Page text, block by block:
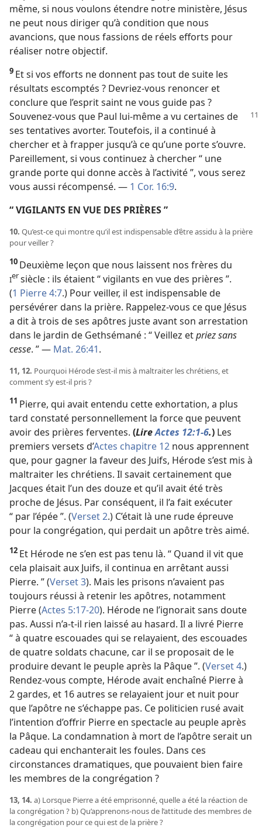
même, si nous voulons étendre notre ministère, Jésus
ne peut nous diriger qu’à condition que nous
avancions, que nous fassions de réels efforts pour
réaliser notre objectif.
9 Et si vos efforts ne donnent pas tout de suite les
résultats escomptés ? Devriez-​vous renoncer et
conclure que l’esprit saint ne vous guide pas ?
Souvenez-​vous que Paul lui-​même a vu certaines de
ses tentatives avorter. Toutefois, il a continué à
chercher et à frapper jusqu’à ce qu’une porte s’ouvre.
Pareillement, si vous continuez à chercher “ une
grande porte qui donne accès à l’activité ”, vous serez
vous aussi récompensé. — 1 Cor. 16:9.
“ VIGILANTS EN VUE DES PRIÈRES ”
10. Qu’est-​ce qui montre qu’il est indispensable d’être assidu à la prière
pour veiller ?
10 Deuxième leçon que nous laissent nos frères du
Iersiècle : ils étaient “ vigilants en vue des prières ”.
(1 Pierre 4:7.) Pour veiller, il est indispensable de
persévérer dans la prière. Rappelez-​vous ce que Jésus
a dit à trois de ses apôtres juste avant son arrestation
dans le jardin de Gethsémané : “ Veillez etpriez sans
cesse. ” — Mat. 26:41.
11, 12. Pourquoi Hérode s’est-​il mis à maltraiter les chrétiens, et
comment s’y est-​il pris ?
11 Pierre, qui avait entendu cette exhortation, a plus
tard constaté personnellement la force que peuvent
avoir des prières ferventes. (LireActes 12:1-6.) Les
premiers versets d’Actes chapitre 12 nous apprennent
que, pour gagner la faveur des Juifs, Hérode s’est mis à
maltraiter les chrétiens. Il savait certainement que
Jacques était l’un des douze et qu’il avait été très
proche de Jésus. Par conséquent, il l’a fait exécuter
“ par l’épée ”. (Verset 2.) C’était là une rude épreuve
pour la congrégation, qui perdait un apôtre très aimé.
12 Et Hérode ne s’en est pas tenu là. “ Quand il vit que
cela plaisait aux Juifs, il continua en arrêtant aussi
Pierre. ” (Verset 3). Mais les prisons n’avaient pas
toujours réussi à retenir les apôtres, notamment
Pierre (Actes 5:17-20). Hérode ne l’ignorait sans doute
pas. Aussi n’a-​t-​il rien laissé au hasard. Il a livré Pierre
“ à quatre escouades qui se relayaient, des escouades
de quatre soldats chacune, car il se proposait de le
produire devant le peuple après la Pâque ”. (Verset 4.)
Rendez-vous compte, Hérode avait enchaîné Pierre à
2 gardes, et 16 autres se relayaient jour et nuit pour
que l’apôtre ne s’échappe pas. Ce politicien rusé avait
l’intention d’offrir Pierre en spectacle au peuple après
la Pâque. La condamnation à mort de l’apôtre serait un
cadeau qui enchanterait les foules. Dans ces
circonstances dramatiques, que pouvaient bien faire
les membres de la congrégation ?
13, 14. a) Lorsque Pierre a été emprisonné, quelle a été la réaction de
la congrégation ? b) Qu’apprenons-​nous de l’attitude des membres de
la congrégation pour ce qui est de la prière ?